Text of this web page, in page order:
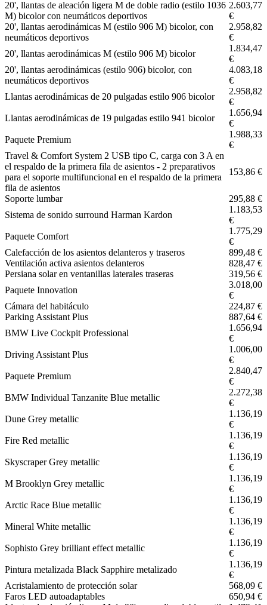
20', llantas de aleación ligera M de doble radio (estilo 1036
M) bicolor con neumáticos deportivos
2.603,77
€
20', llantas aerodinámicas M (estilo 906 M) bicolor, con
neumáticos deportivos
2.958,82
€
20', llantas aerodinámicas M (estilo 906 M) bicolor
1.834,47
€
20', llantas aerodinámicas (estilo 906) bicolor, con
neumáticos deportivos
4.083,18
€
Llantas aerodinámicas de 20 pulgadas estilo 906 bicolor
2.958,82
€
Llantas aerodinámicas de 19 pulgadas estilo 941 bicolor
1.656,94
€
Paquete Premium
1.988,33
€
Travel & Comfort System 2 USB tipo C, carga con 3 A en
el respaldo de la primera fila de asientos - 2 preparativos
para el soporte multifuncional en el respaldo de la primera
fila de asientos
153,86 €
Soporte lumbar
295,88 €
Sistema de sonido surround Harman Kardon
1.183,53
€
Paquete Comfort
1.775,29
€
Calefacción de los asientos delanteros y traseros
899,48 €
Ventilación activa asientos delanteros
828,47 €
Persiana solar en ventanillas laterales traseras
319,56 €
Paquete Innovation
3.018,00
€
Cámara del habitáculo
224,87 €
Parking Assistant Plus
887,64 €
BMW Live Cockpit Professional
1.656,94
€
Driving Assistant Plus
1.006,00
€
Paquete Premium
2.840,47
€
BMW Individual Tanzanite Blue metallic
2.272,38
€
Dune Grey metallic
1.136,19
€
Fire Red metallic
1.136,19
€
Skyscraper Grey metallic
1.136,19
€
M Brooklyn Grey metallic
1.136,19
€
Arctic Race Blue metallic
1.136,19
€
Mineral White metallic
1.136,19
€
Sophisto Grey brilliant effect metallic
1.136,19
€
Pintura metalizada Black Sapphire metalizado
1.136,19
€
Acristalamiento de protección solar
568,09 €
Faros LED autoadaptables
650,94 €